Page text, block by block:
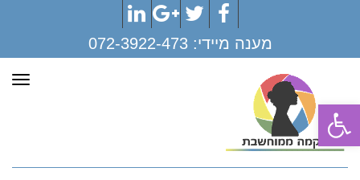
פתח סרגל נגישות
Facebook
Twitter
Google+
LinkedIn
מענה מיידי:072-3922-473